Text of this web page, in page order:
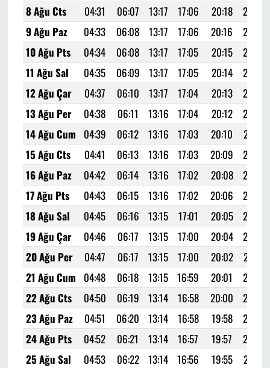
8 Ağu Cts
04:31 06:07 13:17 17:06 20:18
21:46
9 Ağu Paz
04:33 06:08 13:17 17:06 20:16
21:45
10 Ağu Pts
04:34 06:08 13:17 17:05 20:15
21:43
11 Ağu Sal
04:35 06:09 13:17 17:05 20:14
21:42
12 Ağu Çar
04:37 06:10 13:17 17:04 20:13
21:40
13 Ağu Per
04:38 06:11 13:16 17:04 20:12
21:38
14 Ağu Cum 04:39 06:12 13:16 17:03 20:10
21:37
15 Ağu Cts
04:41 06:13 13:16 17:03 20:09
21:35
16 Ağu Paz
04:42 06:14 13:16 17:02 20:08
21:33
17 Ağu Pts
04:43 06:15 13:16 17:02 20:06
21:32
18 Ağu Sal
04:45 06:16 13:15 17:01 20:05
21:30
19 Ağu Çar
04:46 06:17 13:15 17:00 20:04
21:28
20 Ağu Per
04:47 06:17 13:15 17:00 20:02
21:27
21 Ağu Cum 04:48 06:18 13:15 16:59 20:01
21:25
22 Ağu Cts
04:50 06:19 13:14 16:58 20:00
21:23
23 Ağu Paz
04:51 06:20 13:14 16:58 19:58
21:22
24 Ağu Pts
04:52 06:21 13:14 16:57 19:57
21:20
25 Ağu Sal
04:53 06:22 13:14 16:56 19:55 21:18